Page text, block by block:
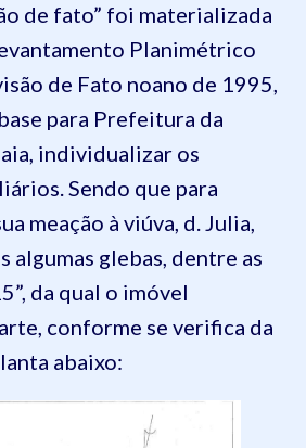
de fato” foi materializada
Planimétrico
de Fato noano de 1995,
para Prefeitura da
individualizar os
Sendo que para
meação à viúva, d. Julia,
algumas glebas, dentre as
da qual o imóvel
conforme se verifica da
abaixo: